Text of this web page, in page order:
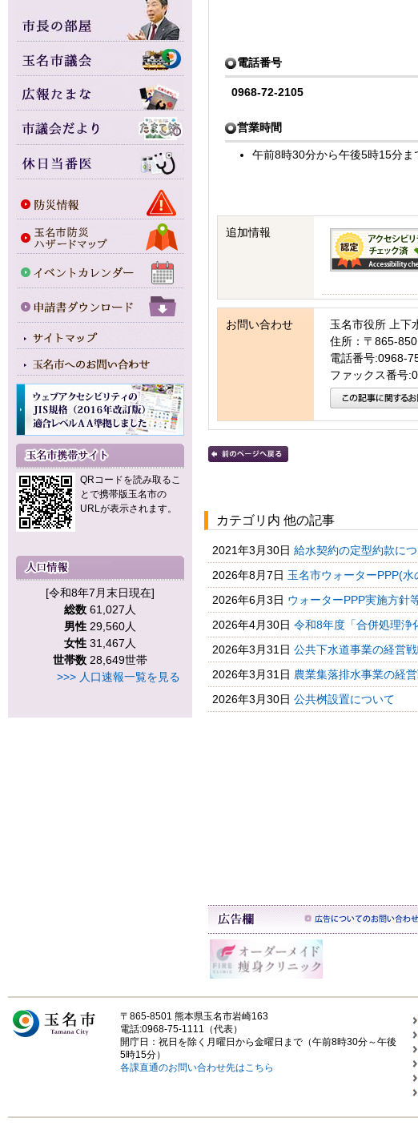
QRコードを読み取るこ
とで携帯版玉名市の
URLが表示されます。
[令和8年7月末日現在]
総数 61,027人
男性 29,560人
女性 31,467人
世帯数 28,649世帯
>>> 人口速報一覧を見る
電話番号
0968-72-2105
営業時間
午前8時30分から午後5時15分ま
追加情報
お問い合わせ
玉名市役所 上下
住所：〒865-
電話番号:0968-
ファックス番号
カテゴリ内 他の記事
2021年3月30日 給水契約の定型約款に
2026年8月7日 玉名市ウォーターPPP(水
2026年6月3日 ウォーターPPP実施方針
2026年4月30日 令和8年度「合併処理浄
2026年3月31日 公共下水道事業の経営
2026年3月31日 農業集落排水事業の経
2026年3月30日 公共桝設置について
〒865-8501 熊本県玉名市岩崎163
電話:0968-75-1111（代表）
開庁日：祝日を除く月曜日から金曜日まで（午前8時30分～午後
5時15分）
各課直通のお問い合わせ先はこちら